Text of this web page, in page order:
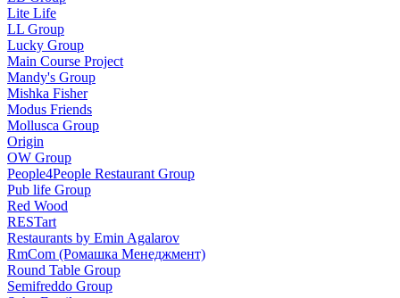
Lite Life
LL Group
Lucky Group
Main Course Project
Mandy's Group
Mishka Fisher
Modus Friends
Mollusca Group
Origin
OW Group
People4People Restaurant Group
Pub life Group
Red Wood
RESTart
Restaurants by Emin Agalarov
RmCom (Ромашка Менеджмент)
Round Table Group
Semifreddo Group